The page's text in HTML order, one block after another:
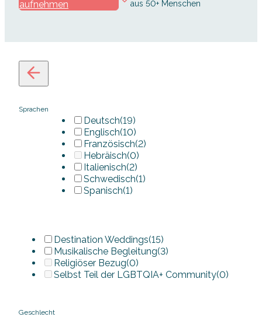
aufnehmen aus 50+ Menschen
Sprachen
Deutsch(19)
Englisch(10)
Französisch(2)
Hebräisch(0)
Italienisch(2)
Schwedisch(1)
Spanisch(1)
Destination Weddings(15)
Musikalische Begleitung(3)
Religiöser Bezug(0)
Selbst Teil der LGBTQIA+ Community(0)
Geschlecht